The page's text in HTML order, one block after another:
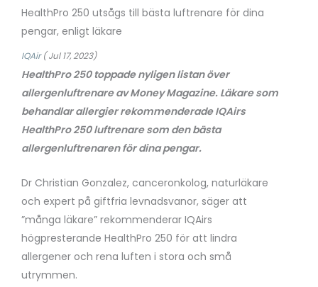
HealthPro 250 utsågs till bästa luftrenare för dina
pengar, enligt läkare
IQAir( Jul 17, 2023)
HealthPro 250 toppade nyligen listan över
allergenluftrenare av Money Magazine. Läkare som
behandlar allergier rekommenderade IQAirs
HealthPro 250 luftrenare som den bästa
allergenluftrenaren för dina pengar.
Dr Christian Gonzalez, canceronkolog, naturläkare
och expert på giftfria levnadsvanor, säger att
”många läkare” rekommenderar IQAirs
högpresterande HealthPro 250 för att lindra
allergener och rena luften i stora och små
utrymmen.